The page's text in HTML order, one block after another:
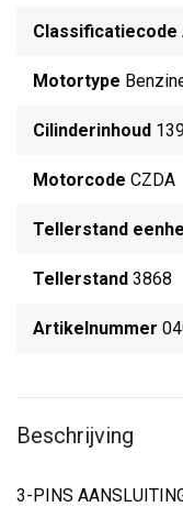
Classificatiecode
Motortype
Cilinderinhoud
Motorcode CZDA
Tellerstand
Tellerstand 3868
Artikelnummer
Beschrijving
3-PINS